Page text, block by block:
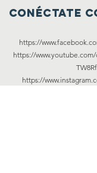
Conéctate
https://
https://www.youtube.com/
https://